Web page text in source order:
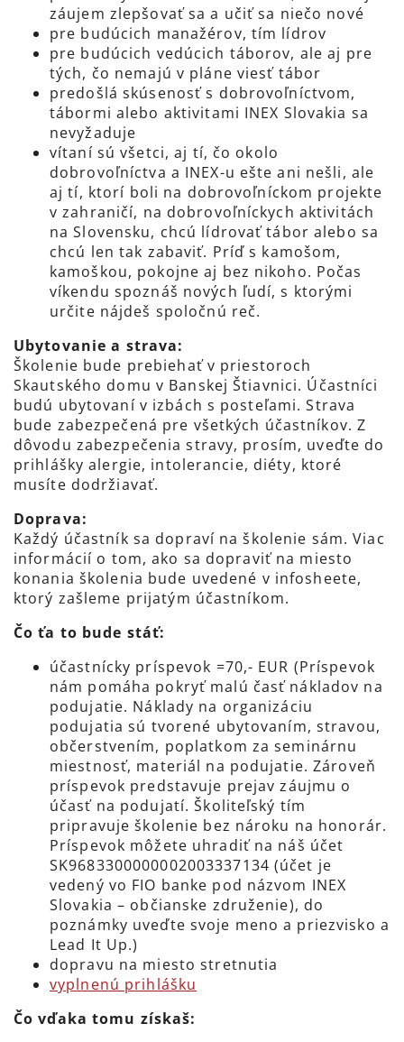
záujem zlepšovať sa a učiť sa niečo nové
pre budúcich manažérov, tím lídrov
pre budúcich vedúcich táborov, ale aj pre
tých, čo nemajú v pláne viesť tábor
predošlá skúsenosť s dobrovoľníctvom,
tábormi alebo aktivitami INEX Slovakia sa
nevyžaduje
vítaní sú všetci, aj tí, čo okolo
dobrovoľníctva a INEX-u ešte ani nešli, ale
aj tí, ktorí boli na dobrovoľníckom projekte
v zahraničí, na dobrovoľníckych aktivitách
na Slovensku, chcú lídrovať tábor alebo sa
chcú len tak zabaviť. Príď s kamošom,
kamoškou, pokojne aj bez nikoho. Počas
víkendu spoznáš nových ľudí, s ktorými
určite nájdeš spoločnú reč.
Ubytovanie a strava:
Školenie bude prebiehať v priestoroch
Skautského domu v Banskej Štiavnici. Účastníci
budú ubytovaní v izbách s posteľami. Strava
bude zabezpečená pre všetkých účastníkov. Z
dôvodu zabezpečenia stravy, prosím, uveďte do
prihlášky alergie, intolerancie, diéty, ktoré
musíte dodržiavať.
Doprava:
Každý účastník sa dopraví na školenie sám. Viac
informácií o tom, ako sa dopraviť na miesto
konania školenia bude uvedené v infosheete,
ktorý zašleme prijatým účastníkom.
Čo ťa to bude stáť:
účastnícky príspevok =70,- EUR (Príspevok
nám pomáha pokryť malú časť nákladov na
podujatie. Náklady na organizáciu
podujatia sú tvorené ubytovaním, stravou,
občerstvením, poplatkom za seminárnu
miestnosť, materiál na podujatie. Zároveň
príspevok predstavuje prejav záujmu o
účasť na podujatí. Školiteľský tím
pripravuje školenie bez nároku na honorár.
Príspevok môžete uhradiť na náš účet
SK9683300000002003337134 (účet je
vedený vo FIO banke pod názvom INEX
Slovakia – občianske združenie), do
poznámky uveďte svoje meno a priezvisko a
Lead It Up.)
dopravu na miesto stretnutia
vyplnenú prihlášku
Čo vďaka tomu získaš: